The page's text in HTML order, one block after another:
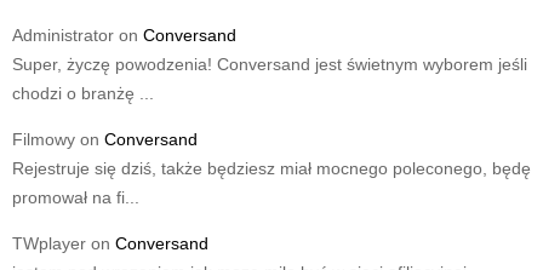
Administrator on Conversand
Super, życzę powodzenia! Conversand jest świetnym wyborem jeśli
chodzi o branżę ...
Filmowy on Conversand
Rejestruje się dziś, także będziesz miał mocnego poleconego, będę
promował na fi...
TWplayer on Conversand